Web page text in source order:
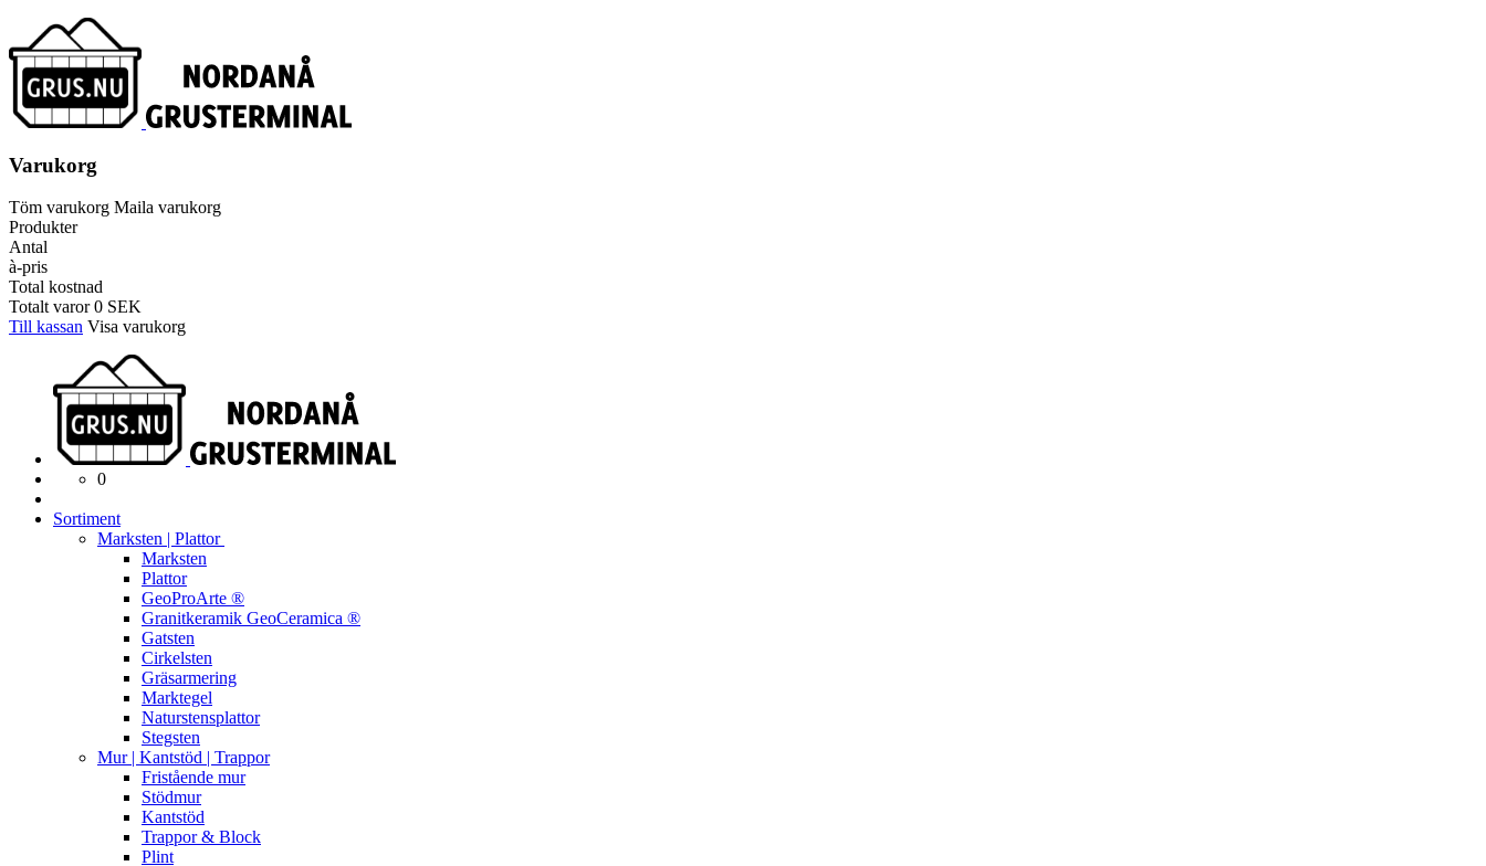
Varukorg
Töm varukorg Maila varukorg
Produkter
Antal
à-pris
Total kostnad
Totalt varor0 SEK
Till kassan Visa varukorg
0
Sortiment
Marksten | Plattor
Marksten
Plattor
GeoProArte ®
Granitkeramik GeoCeramica ®
Gatsten
Cirkelsten
Gräsarmering
Marktegel
Naturstensplattor
Stegsten
Mur | Kantstöd | Trappor
Fristående mur
Stödmur
Kantstöd
Trappor & Block
Plint